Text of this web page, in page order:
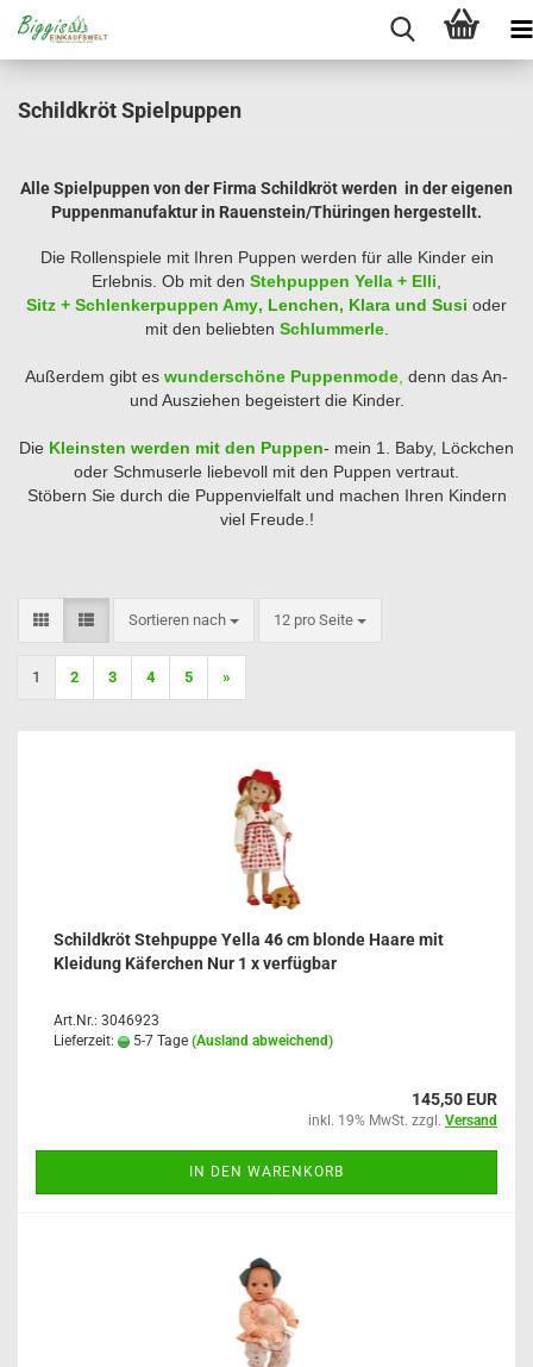
Schildkröt Spielpuppen
Alle Spielpuppen von der Firma Schildkröt werden in der eigenen
Puppenmanufaktur in Rauenstein/Thüringen hergestellt.
Die Rollenspiele mit Ihren Puppen werden für alle Kinder ein
Erlebnis. Ob mit den Stehpuppen Yella + Elli
Sitz + Schlenkerpuppen Amy, Lenchen, Klara und Susi oder
mit den beliebten Schlummerle.
Außerdem gibt es wunderschöne Puppenmode denn das An-
und Ausziehen begeistert die Kinder.
Die Kleinsten werden mit den Puppen- mein 1. Baby, Löckchen
oder Schmuserle liebevoll mit den Puppen vertraut.
Stöbern Sie durch die Puppenvielfalt und machen Ihren Kindern
viel Freude.!
Sortieren nach
Sortieren nach 12 pro Seite
pro Seite
1 2 3 4 5 »
Schildkröt Stehpuppe Yella 46 cm blonde Haare mit
Kleidung Käferchen Nur 1 x verfügbar
Art.Nr.: 3046923
Lieferzeit:
5-7 Tage (Ausland abweichend)
145,50 EUR
inkl. 19% MwSt. zzgl. Versand
IN DEN WARENKORB